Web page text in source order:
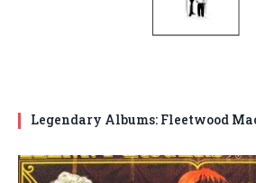
Legendary Albums: Fleetwood